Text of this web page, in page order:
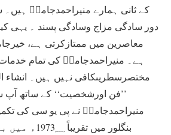
کے ثانی ہمارے منیراحمدجامیؔ
دور سادگی مزاج وسادگی پسند ۔ یہی
معاصرین میں ممتازکرتی ہے،
ہے۔ منیراحمدجامیؔ کی تمام
مختصرسطریںکافی نہیں ہیں۔ انشاء
’’فن اورشخصیت‘‘ کے ساتھ آپ
منیراحمدجامیؔ نے پی یو سی کی
بنگلور میں